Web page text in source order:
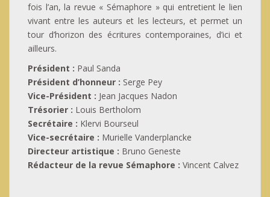
fois l’an, la revue « Sémaphore » qui entretient le lien
vivant entre les auteurs et les lecteurs, et permet un
tour d’horizon des écritures contemporaines, d’ici et
ailleurs.
Président : Paul Sanda
Président d’honneur : Serge Pey
Vice-Président : Jean Jacques Nadon
Trésorier : Louis Bertholom
Secrétaire : Klervi Bourseul
Vice-secrétaire : Murielle Vanderplancke
Directeur artistique : Bruno Geneste
Rédacteur de la revue Sémaphore : Vincent Calvez